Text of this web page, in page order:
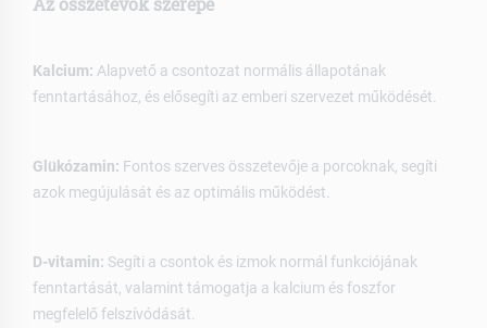
Kalcium: Alapvető a csontozat normális állapotának
fenntartásához, és elősegíti az emberi szervezet működését.
Glükózamin: Fontos szerves összetevője a porcoknak, segíti
azok megújulását és az optimális működést.
D-vitamin: Segíti a csontok és izmok normál funkciójának
fenntartását, valamint támogatja a kalcium és foszfor
megfelelő felszívódását.